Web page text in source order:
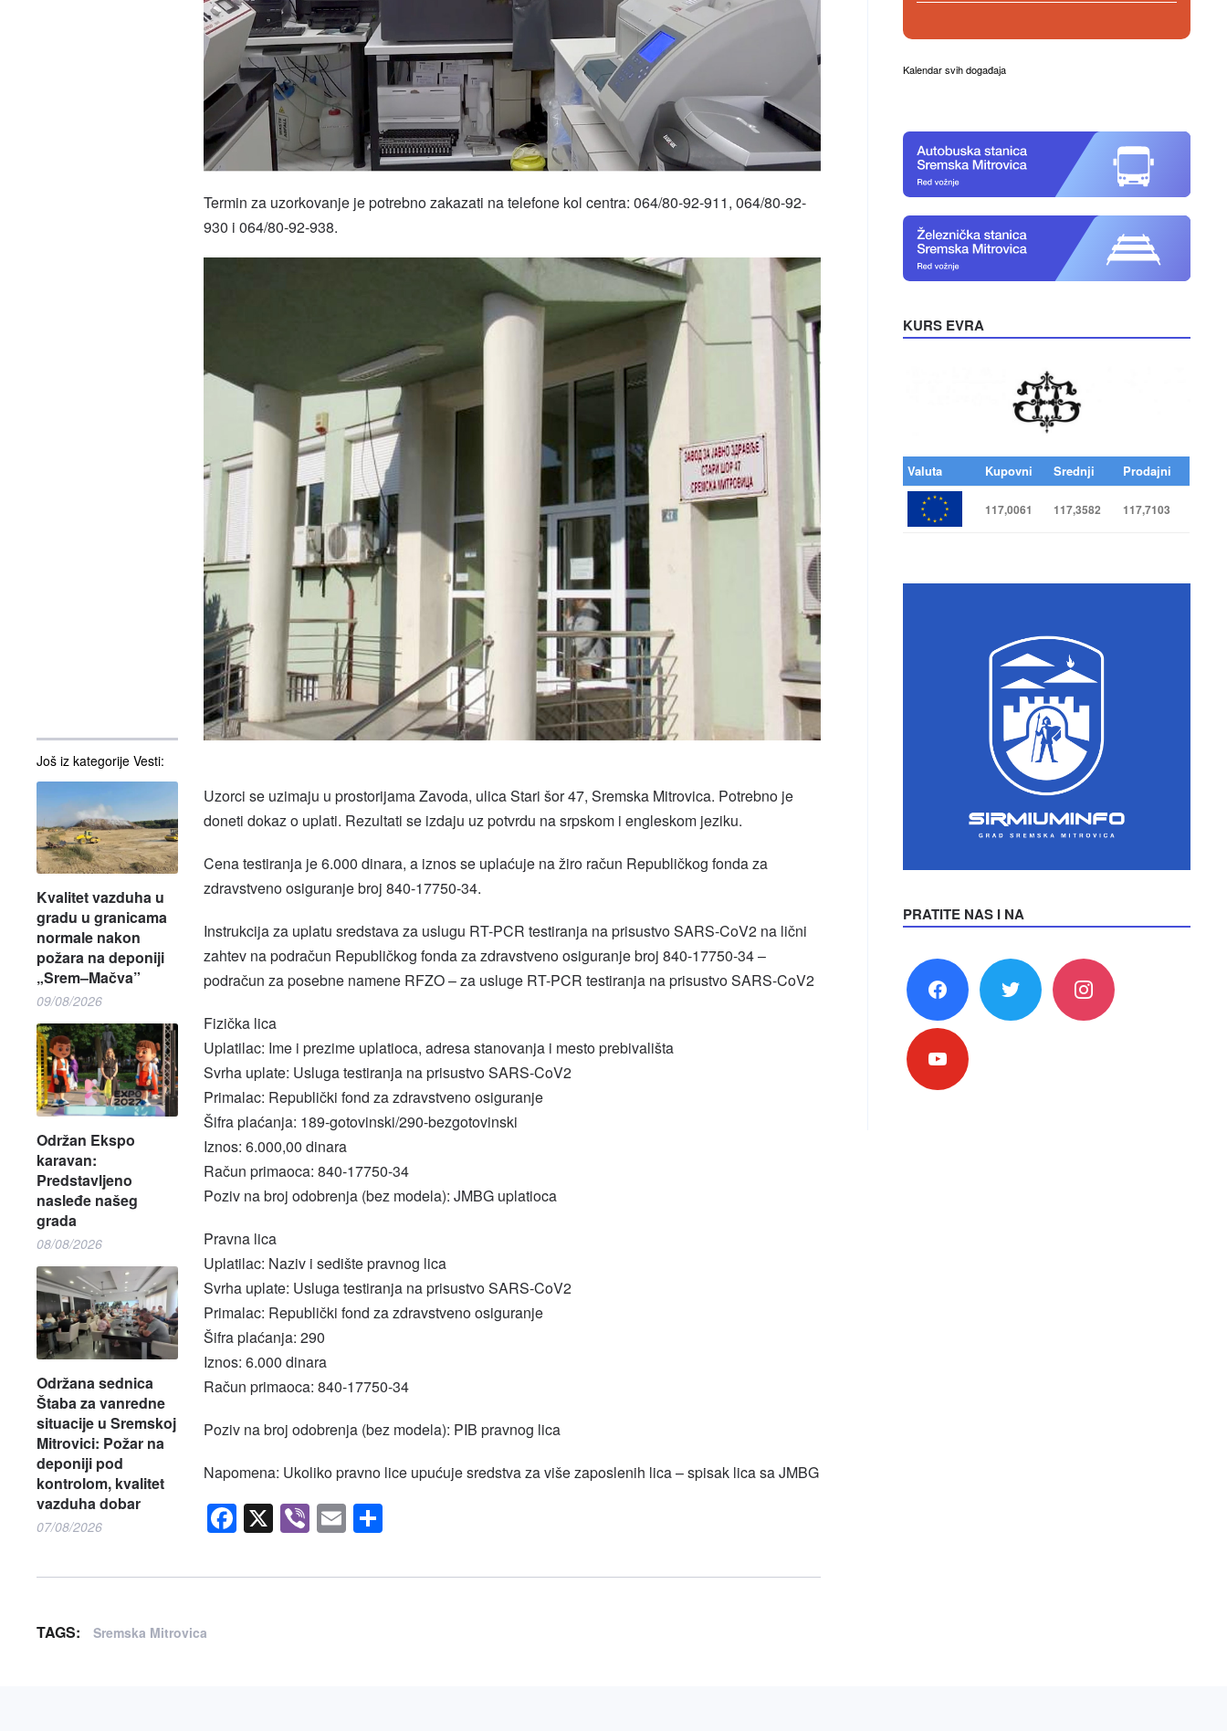
Još iz kategorije Vesti:
Kvalitet vazduha u
gradu u granicama
normale nakon
požara na deponiji
„Srem–Mačva”
09/08/2026
Održan Ekspo
karavan:
Predstavljeno
nasleđe našeg
grada
08/08/2026
Održana sednica
Štaba za vanredne
situacije u Sremskoj
Mitrovici: Požar na
deponiji pod
kontrolom, kvalitet
vazduha dobar
07/08/2026
Termin za uzorkovanje je potrebno zakazati na telefone kol centra: 064/80-92-911, 064/80-92-
930 i 064/80-92-938.
Uzorci se uzimaju u prostorijama Zavoda, ulica Stari šor 47, Sremska Mitrovica. Potrebno je
doneti dokaz o uplati. Rezultati se izdaju uz potvrdu na srpskom i engleskom jeziku.
Cena testiranja je 6.000 dinara, a iznos se uplaćuje na žiro račun Republičkog fonda za
zdravstveno osiguranje broj 840-17750-34.
Instrukcija za uplatu sredstava za uslugu RT-PCR testiranja na prisustvo SARS-CoV2 na lični
zahtev na podračun Republičkog fonda za zdravstveno osiguranje broj 840-17750-34 –
podračun za posebne namene RFZO – za usluge RT-PCR testiranja na prisustvo SARS-CoV2
Fizička lica
Uplatilac: Ime i prezime uplatioca, adresa stanovanja i mesto prebivališta
Svrha uplate: Usluga testiranja na prisustvo SARS-CoV2
Primalac: Republički fond za zdravstveno osiguranje
Šifra plaćanja: 189-gotovinski/290-bezgotovinski
Iznos: 6.000,00 dinara
Račun primaoca: 840-17750-34
Poziv na broj odobrenja (bez modela): JMBG uplatioca
Pravna lica
Uplatilac: Naziv i sedište pravnog lica
Svrha uplate: Usluga testiranja na prisustvo SARS-CoV2
Primalac: Republički fond za zdravstveno osiguranje
Šifra plaćanja: 290
Iznos: 6.000 dinara
Račun primaoca: 840-17750-34
Poziv na broj odobrenja (bez modela): PIB pravnog lica
Napomena: Ukoliko pravno lice upućuje sredstva za više zaposlenih lica – spisak lica sa JMBG
Facebook
X Viber
EmailShare
TAGS: Sremska Mitrovica
Kalendar svih događaja
KURS EVRA
Valuta Kupovni Srednji Prodajni
117,0061 117,3582 117,7103
PRATITE NAS I NA
facebook twitter instagram
youtube